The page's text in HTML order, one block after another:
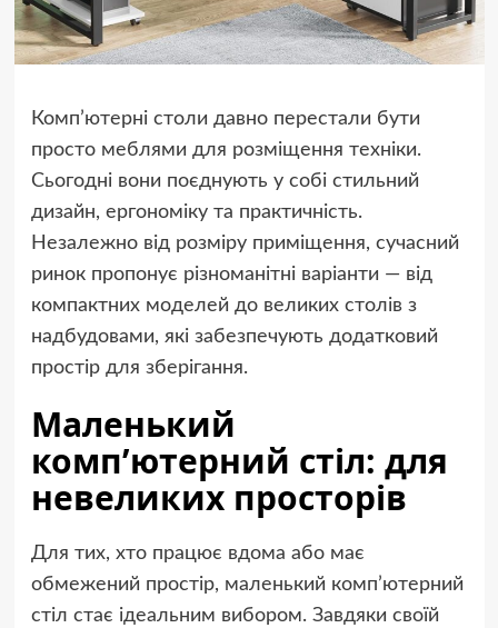
Комп’ютерні столи давно перестали бути
просто меблями для розміщення техніки.
Сьогодні вони поєднують у собі стильний
дизайн, ергономіку та практичність.
Незалежно від розміру приміщення, сучасний
ринок пропонує різноманітні варіанти — від
компактних моделей до великих столів з
надбудовами, які забезпечують додатковий
простір для зберігання.
Маленький
комп’ютерний стіл: для
невеликих просторів
Для тих, хто працює вдома або має
обмежений простір, маленький комп’ютерний
стіл стає ідеальним вибором. Завдяки своїй